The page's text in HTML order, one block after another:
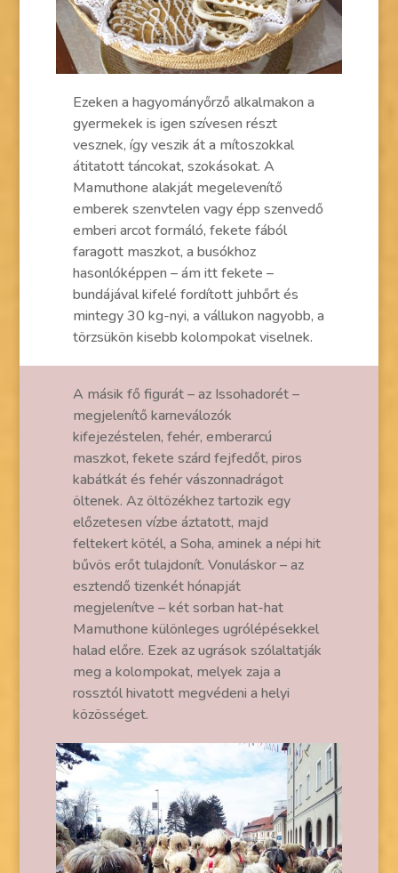
Ezeken a hagyományőrző alkalmakon a
gyermekek is igen szívesen részt
vesznek, így veszik át a mítoszokkal
átitatott táncokat, szokásokat. A
Mamuthone alakját megelevenítő
emberek szenvtelen vagy épp szenvedő
emberi arcot formáló, fekete fából
faragott maszkot, a busókhoz
hasonlóképpen – ám itt fekete –
bundájával kifelé fordított juhbőrt és
mintegy 30 kg-nyi, a vállukon nagyobb, a
törzsükön kisebb kolompokat viselnek.
A másik fő figurát – az Issohadorét –
megjelenítő karneválozók
kifejezéstelen, fehér, emberarcú
maszkot, fekete szárd fejfedőt, piros
kabátkát és fehér vászonnadrágot
öltenek. Az öltözékhez tartozik egy
előzetesen vízbe áztatott, majd
feltekert kötél, a Soha, aminek a népi hit
bűvös erőt tulajdonít. Vonuláskor – az
esztendő tizenkét hónapját
megjelenítve – két sorban hat-hat
Mamuthone különleges ugrólépésekkel
halad előre. Ezek az ugrások szólaltatják
meg a kolompokat, melyek zaja a
rossztól hivatott megvédeni a helyi
közösséget.